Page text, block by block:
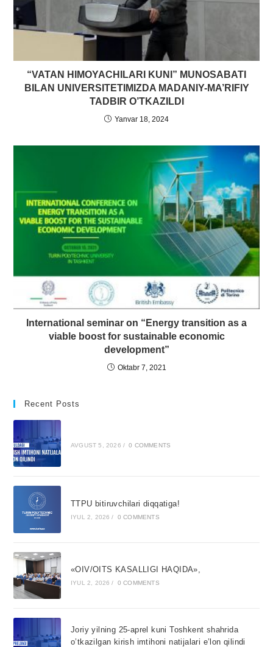
“VATAN HIMOYACHILARI KUNI” MUNOSABATI
BILAN UNIVERSITETIMIZDA MADANIY-MA’RIFIY
TADBIR O’TKAZILDI
Yanvar 18, 2024
International seminar on “Energy transition as a
viable boost for sustainable economic
development”
Oktabr 7, 2021
Recent Posts
AVGUST 5, 2026 / 0 COMMENTS
TTPU bitiruvchilari diqqatiga!
IYUL 2, 2026 / 0 COMMENTS
«OIV/OITS KASALLIGI HAQIDA»,
IYUL 2, 2026 / 0 COMMENTS
Joriy yilning 25-aprel kuni Toshkent shahrida
o’tkazilgan kirish imtihoni natijalari e’lon qilindi